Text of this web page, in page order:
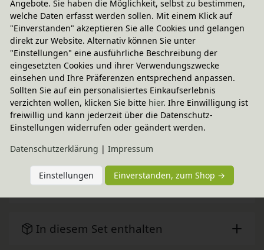
Fairer Paketversand
5,95 € innerhalb ...
Sofort lieferbar- Versand heute!
CO2 -neutraler Paketversand
weitere Informationen
Grimms Spiel und Holz Design
In diesem Set enthalten
Angebote. Sie haben die Möglichkeit, selbst zu bestimmen,
welche Daten erfasst werden sollen. Mit einem Klick auf
"Einverstanden" akzeptieren Sie alle Cookies und gelangen
direkt zur Website. Alternativ können Sie unter
"Einstellungen" eine ausführliche Beschreibung der
eingesetzten Cookies und ihrer Verwendungszwecke
einsehen und Ihre Präferenzen entsprechend anpassen.
Sollten Sie auf ein personalisiertes Einkaufserlebnis
verzichten wollen, klicken Sie bitte hier. Ihre Einwilligung ist
freiwillig und kann jederzeit über die Datenschutz-
Einstellungen widerrufen oder geändert werden.
Daten­schutz­erklärung | Impressum
Einstellungen Einverstanden, zum Shop →